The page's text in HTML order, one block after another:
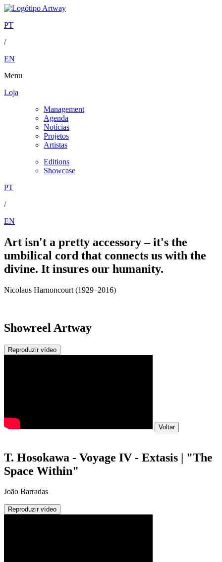
PT
/
EN
Menu
Loja
Management
Agenda
Notícias
Projetos
Artistas
Editions
Showcase
PT
/
EN
Art isn't a pretty accessory – it's the
umbilical cord that connects us with the
divine. It insures our humanity.
Nicolaus Harnoncourt (1929–2016)
Showreel Artway
Reproduzir vídeo
Voltar
T. Hosokawa - Voyage IV - Extasis | "The
Space Within"
João Barradas
Reproduzir vídeo